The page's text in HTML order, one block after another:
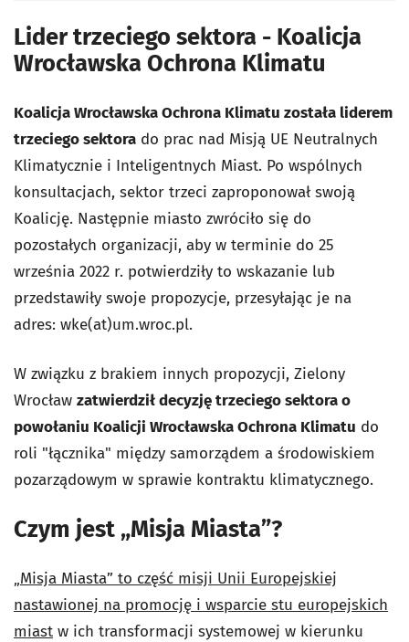
Lider trzeciego sektora - Koalicja
Wrocławska Ochrona Klimatu
Koalicja Wrocławska Ochrona Klimatu została liderem
trzeciego sektora do prac nad Misją UE Neutralnych
Klimatycznie i Inteligentnych Miast. Po wspólnych
konsultacjach, sektor trzeci zaproponował swoją
Koalicję. Następnie miasto zwróciło się do
pozostałych organizacji, aby w terminie do 25
września 2022 r. potwierdziły to wskazanie lub
przedstawiły swoje propozycje, przesyłając je na
adres: wke(at)um.wroc.pl.
W związku z brakiem innych propozycji, Zielony
Wrocław zatwierdził decyzję trzeciego sektora o
powołaniu Koalicji Wrocławska Ochrona Klimatu do
roli "łącznika" między samorządem a środowiskiem
pozarządowym w sprawie kontraktu klimatycznego.
Czym jest „Misja Miasta”?
„Misja Miasta” to część misji Unii Europejskiej
nastawionej na promocję i wsparcie stu europejskich
miast w ich transformacji systemowej w kierunku